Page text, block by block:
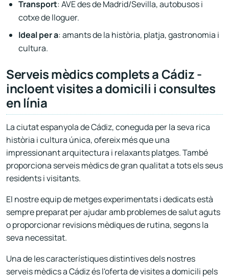
Transport: AVE des de Madrid/Sevilla, autobusos i
cotxe de lloguer.
Ideal per a: amants de la història, platja, gastronomia i
cultura.
Serveis mèdics complets a Cádiz -
incloent visites a domicili i consultes
en línia
La ciutat espanyola de Cádiz, coneguda per la seva rica
història i cultura única, ofereix més que una
impressionant arquitectura i relaxants platges. També
proporciona serveis mèdics de gran qualitat a tots els seus
residents i visitants.
El nostre equip de metges experimentats i dedicats està
sempre preparat per ajudar amb problemes de salut aguts
o proporcionar revisions mèdiques de rutina, segons la
seva necessitat.
Una de les característiques distintives dels nostres
serveis mèdics a Cádiz és l'oferta de visites a domicili pels